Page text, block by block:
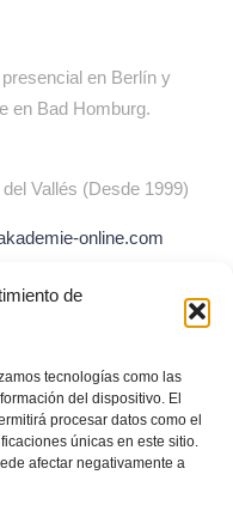
de
tecnologías como las
del dispositivo. El
procesar datos como el
únicas en este sitio.
afectar negativamente a
en Berlín y
en Bad Homburg.
Vallés (Desde 1999)
online.com
de alemán